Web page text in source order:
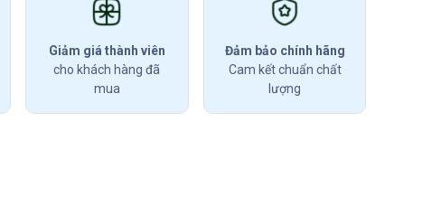
Giảm giá thành viên
cho khách hàng đã
mua
Đảm bảo chính hãng
Cam kết chuẩn chất
lượng